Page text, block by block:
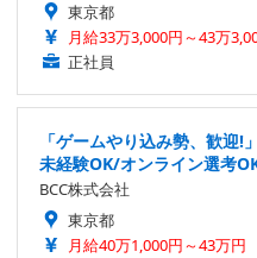
東京都
月給33万3,000円～43万
正社員
「ゲームやり込み勢、歓迎
未経験OK/オンライン選考
BCC株式会社
東京都
月給40万1,000円～43万円